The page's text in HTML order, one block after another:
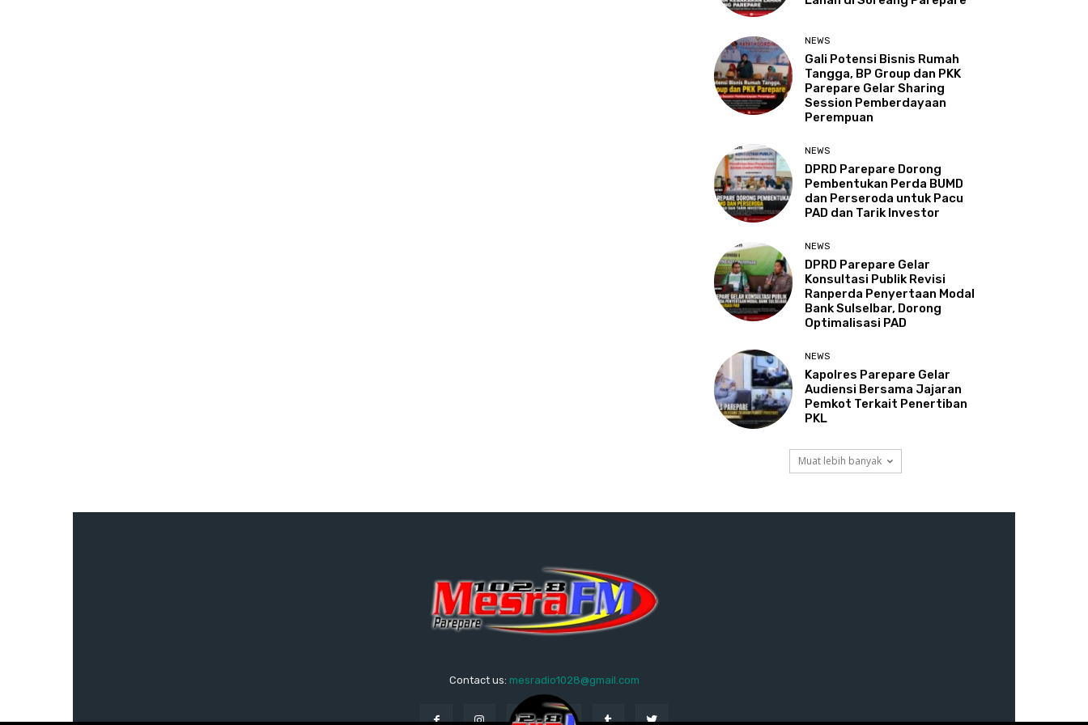
NEWS
Gali Potensi Bisnis Rumah
Tangga, BP Group dan PKK
Parepare Gelar Sharing
Session Pemberdayaan
Perempuan
NEWS
DPRD Parepare Dorong
Pembentukan Perda BUMD
dan Perseroda untuk Pacu
PAD dan Tarik Investor
NEWS
DPRD Parepare Gelar
Konsultasi Publik Revisi
Ranperda Penyertaan Modal
Bank Sulselbar, Dorong
Optimalisasi PAD
NEWS
Kapolres Parepare Gelar
Audiensi Bersama Jajaran
Pemkot Terkait Penertiban
PKL
Muat lebih banyak
Contact us: mesradio1028@gmail.com